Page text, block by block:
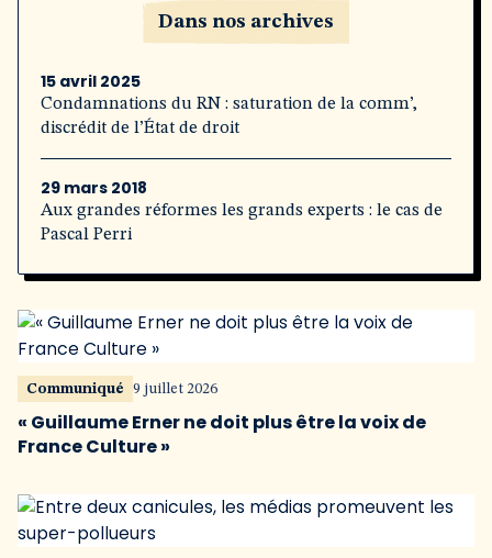
Dans nos archives
15 avril 2025
Condamnations du RN : saturation de la comm’,
discrédit de l’État de droit
29 mars 2018
Aux grandes réformes les grands experts : le cas de
Pascal Perri
Communiqué 9 juillet 2026
« Guillaume Erner ne doit plus être la voix de
France Culture »